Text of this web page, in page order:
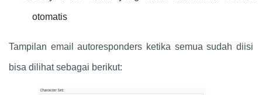
otomatis
Tampilan email autoresponders ketika semua sudah diisi
bisa dilihat sebagai berikut: